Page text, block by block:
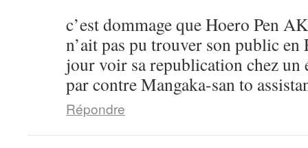
c’est dommage que Hoero Pen
n’ait pas pu trouver son public en
jour voir sa republication chez un
par contre Mangaka-san to
Répondre